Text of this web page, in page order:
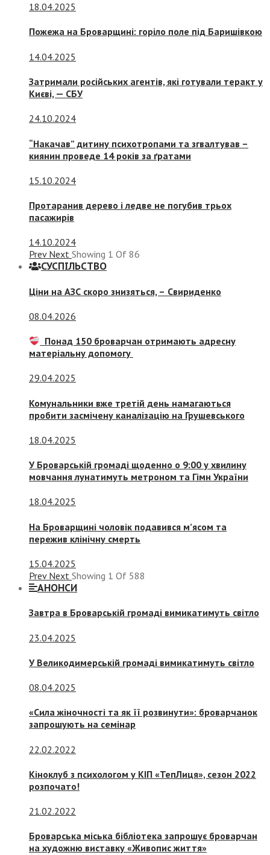
18.04.2025
Пожежа на Броварщині: горіло поле під Баришівкою
14.04.2025
Затримали російських агентів, які готували теракт у
Києві, — СБУ
24.10.2024
“Накачав” дитину психотропами та згвалтував –
киянин проведе 14 років за ґратами
15.10.2024
Протаранив дерево і ледве не погубив трьох
пасажирів
14.10.2024
Prev Next Showing 1 Of 86
СУСПIЛЬСТВО
Ціни на АЗС скоро знизяться, – Свириденко
08.04.2026
Понад 150 броварчан отримають адресну
матеріальну допомогу
29.04.2025
Комунальники вже третій день намагаються
пробити засмічену каналізацію на Грушевського
18.04.2025
У Броварській громаді щоденно о 9:00 у хвилину
мовчання лунатимуть метроном та Гімн України
18.04.2025
На Броварщині чоловік подавився м’ясом та
пережив клінічну смерть
15.04.2025
Prev Next Showing 1 Of 588
АНОНСИ
Завтра в Броварській громаді вимикатимуть світло
23.04.2025
У Великодимерській громаді вимикатимуть світло
08.04.2025
«Сила жіночності та як її розвинути»: броварчанок
запрошують на семінар
22.02.2022
Кіноклуб з психологом у КІП «ТепЛиця», сезон 2022
розпочато!
21.02.2022
Броварська міська бібліотека запрошує броварчан
на художню виставку «Живопис життя»